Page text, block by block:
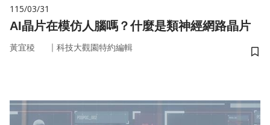
115/03/31
AI晶片在模仿人腦嗎？什麼是類神經網路晶片
黃宜稜 ｜ 科技大觀園特約編輯
儲